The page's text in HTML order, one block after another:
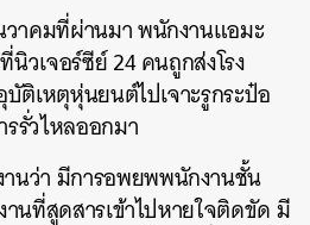
าคมที่ผ่านมา พนักงานแอมะ
วเจอร์ซีย์ 24 คนถูกส่งโรง
ติเหตุหุ่นยนต์ไปเจาะรูกระป๋อ
รั่วไหลออกมา
นว่า มีการอพยพพนักงานชั้น
นที่สูดสารเข้าไปหายใจติดขัด มี